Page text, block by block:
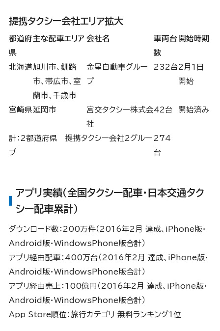
提携タクシー会社エリア拡大
都道府
県
主な配車エリア 会社名
車両台
数
開始時期
北海道旭川市、釧路
市、帯広市、室
蘭市、千歳市
金星自動車グルー
プ
232台2月1日
開始
宮崎県延岡市
宮交タクシー株式会
社
42台 開始済み
計：2都道府県 提携タクシー会社2グルー
プ
274
台
アプリ実績（全国タクシー配車・日本交通タク
シー配車累計）
ダウンロード数：200万件（2016年2月 達成、iPhone版・
Android版・WindowsPhone版合計）
アプリ経由配車：400万台（2016年2月 達成、iPhone版・
Android版・WindowsPhone版合計）
アプリ経由売上：100億円（2016年2月 達成、iPhone版・
Android版・WindowsPhone版合計）
App Store順位：旅行カテゴリ 無料ランキング1位